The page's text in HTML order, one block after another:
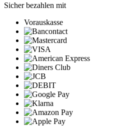
Sicher bezahlen mit
Vorauskasse